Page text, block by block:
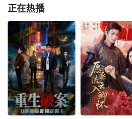
正在热播